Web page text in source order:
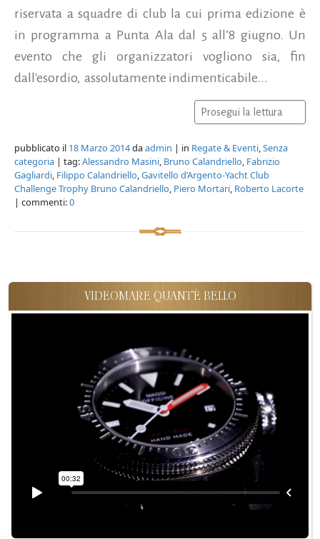
riservata a squadre di club la cui prima edizione è
in programma a Punta Ala dal 5 all’8 giugno. Un
evento che gli organizzatori vogliono sia, fin
dall'esordio, assolutamente indimenticabile...
Prosegui la lettura
pubblicato il 18 Marzo 2014daadmin | in Regate & Eventi,Senza
categoria | tag:Alessandro Masini, Bruno Calandriello, Fabrizio
Gagliardi, Filippo Calandriello,Gavitello d’Argento-Yacht Club
Challenge Trophy Bruno Calandriello, Piero Mortari, Roberto Lacorte
| commenti:0
VIDEOMARE QUANT'È BELLO